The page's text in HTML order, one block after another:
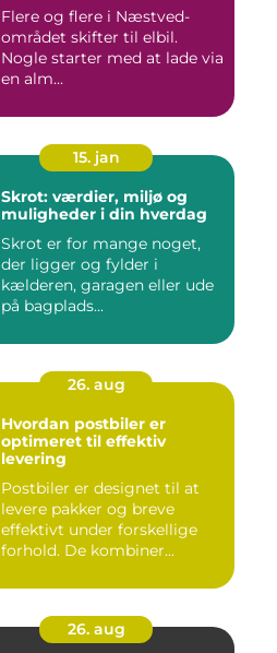
Flere og flere i Næstved-
området skifter til elbil.
Nogle starter med at lade via
en alm...
15. jan
Skrot: værdier, miljø og
muligheder i din hverdag
Skrot er for mange noget,
der ligger og fylder i
kælderen, garagen eller ude
på bagplads...
26. aug
Hvordan postbiler er
optimeret til effektiv
levering
Postbiler er designet til at
levere pakker og breve
effektivt under forskellige
forhold. De kombiner...
26. aug